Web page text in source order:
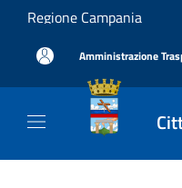
Salta al contenuto principale
Regione Campania
Amministrazione